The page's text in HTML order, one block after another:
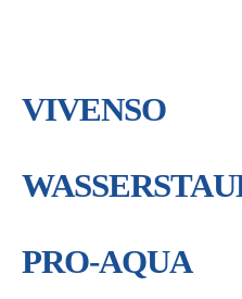
VIVENSO
PRO-AQUA